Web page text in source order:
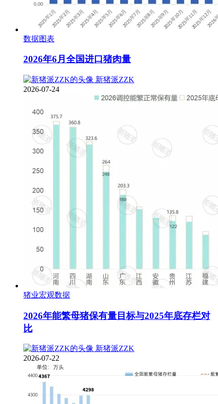
数据图表
2026年6月全国进口猪肉量
新猪派ZZK
2026-07-24
猪业宏观数据
2026年能繁母猪保有量目标与2025年底存栏对
比
新猪派ZZK
2026-07-22